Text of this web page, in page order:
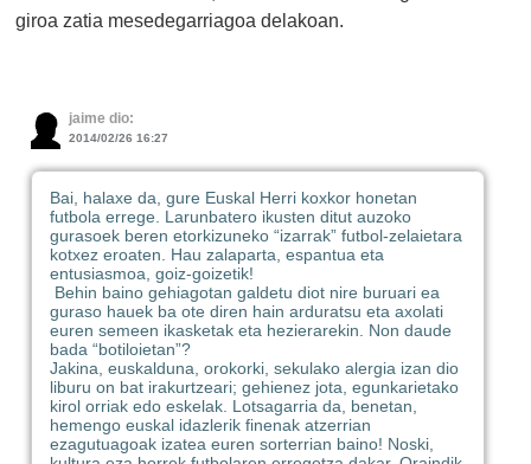
giroa zatia mesedegarriagoa delakoan.
jaime dio:
2014/02/26 16:27
Bai, halaxe da, gure Euskal Herri koxkor honetan
futbola errege. Larunbatero ikusten ditut auzoko
gurasoek beren etorkizuneko “izarrak” futbol-zelaietara
kotxez eroaten. Hau zalaparta, espantua eta
entusiasmoa, goiz-goizetik!
Behin baino gehiagotan galdetu diot nire buruari ea
guraso hauek ba ote diren hain arduratsu eta axolati
euren semeen ikasketak eta hezierarekin. Non daude
bada “botiloietan”?
Jakina, euskalduna, orokorki, sekulako alergia izan dio
liburu on bat irakurtzeari; gehienez jota, egunkarietako
kirol orriak edo eskelak. Lotsagarria da, benetan,
hemengo euskal idazlerik finenak atzerrian
ezagutuagoak izatea euren sorterrian baino! Noski,